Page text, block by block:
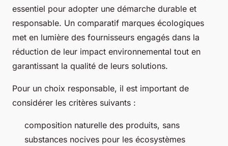
essentiel pour adopter une démarche durable et
responsable. Un comparatif marques écologiques
met en lumière des fournisseurs engagés dans la
réduction de leur impact environnemental tout en
garantissant la qualité de leurs solutions.
Pour un choix responsable, il est important de
considérer les critères suivants :
composition naturelle des produits, sans
substances nocives pour les écosystèmes